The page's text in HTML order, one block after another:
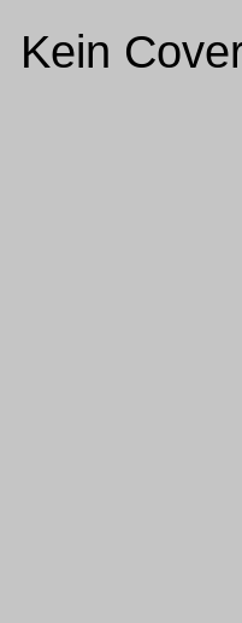
Kein